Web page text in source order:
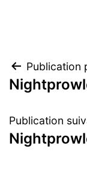
de
l’article
Publication
Publication